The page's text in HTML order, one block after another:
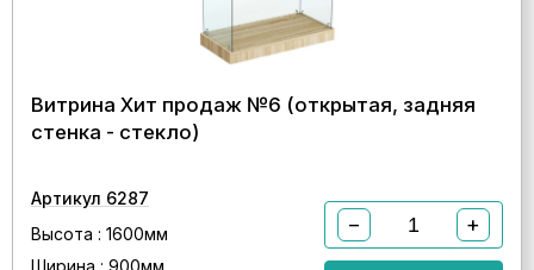
Витрина Хит продаж №6 (открытая, задняя
стенка - стекло)
Артикул 6287
Высота : 1600мм
Ширина : 900мм
− +